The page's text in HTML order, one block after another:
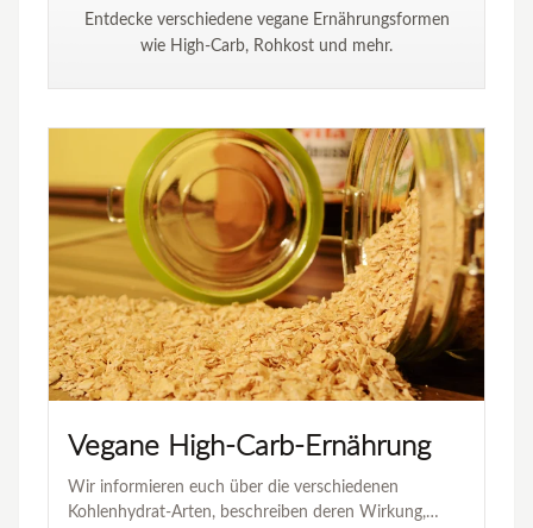
Entdecke verschiedene vegane Ernährungsformen
wie High-Carb, Rohkost und mehr.
Vegane High-Carb-Ernährung
Wir informieren euch über die verschiedenen
Kohlenhydrat-Arten, beschreiben deren Wirkung,